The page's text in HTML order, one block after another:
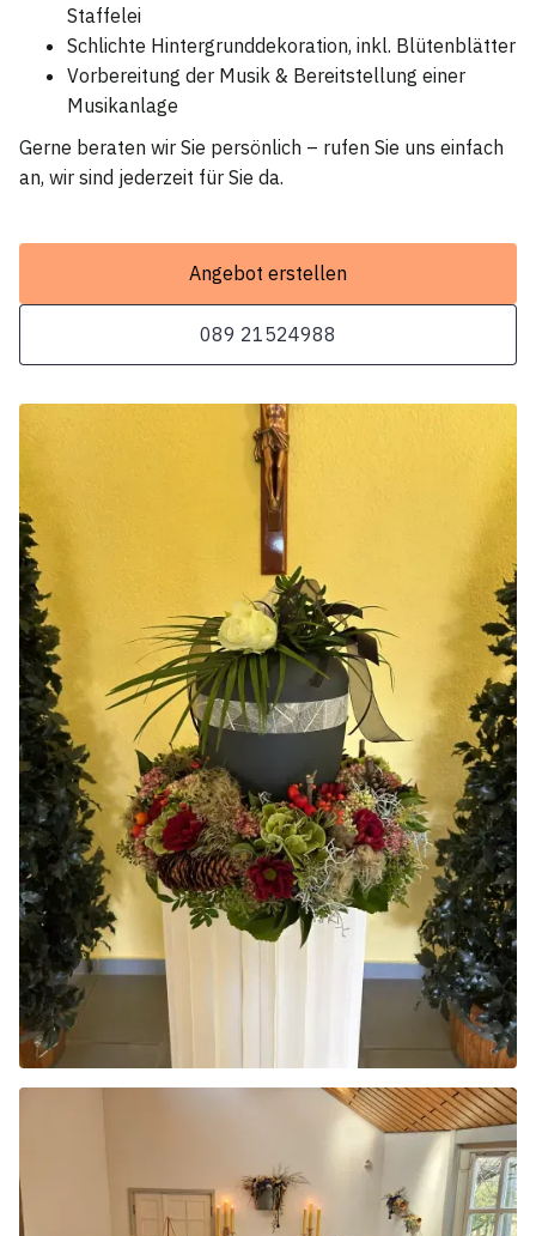
Staffelei
Schlichte Hintergrunddekoration, inkl. Blütenblätter
Vorbereitung der Musik & Bereitstellung einer
Musikanlage
Gerne beraten wir Sie persönlich – rufen Sie uns einfach
an, wir sind jederzeit für Sie da.
Angebot erstellen
089 21524988